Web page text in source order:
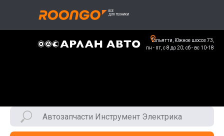
Тольятти, Южное шоссе 73,
пн - пт, с 8 до 20; сб - вс 10-18